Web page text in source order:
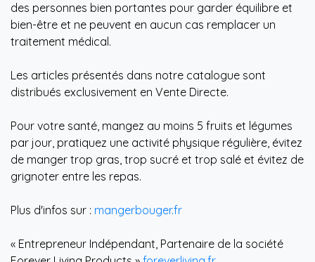
des personnes bien portantes pour garder équilibre et
bien-être et ne peuvent en aucun cas remplacer un
traitement médical.
Les articles présentés dans notre catalogue sont
distribués exclusivement en Vente Directe.
Pour votre santé, mangez au moins 5 fruits et légumes
par jour, pratiquez une activité physique régulière, évitez
de manger trop gras, trop sucré et trop salé et évitez de
grignoter entre les repas.
Plus d'infos sur : mangerbouger.fr
« Entrepreneur Indépendant, Partenaire de la société